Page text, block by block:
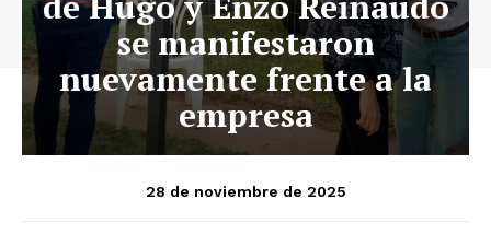
se manifestaron
nuevamente frente a la
empresa
28 de noviembre de 2025